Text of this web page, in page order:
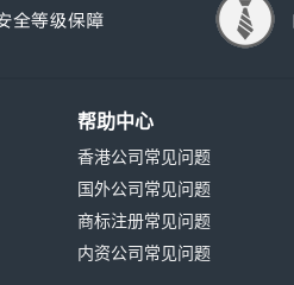
帮助中心
香港公司常见问题
国外公司常见问题
商标注册常见问题
内资公司常见问题